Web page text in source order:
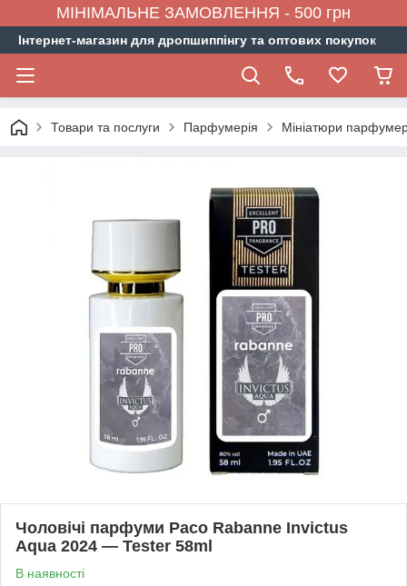
МІНІМАЛЬНЕ ЗАМОВЛЕННЯ - 500 грн
Інтернет-магазин для дропшиппінгу та оптових покупок
Товари та послуги Парфумерія Мініатюри
Чоловічі парфуми Paco Rabanne Invictus
Aqua 2024 — Tester 58ml
В наявності